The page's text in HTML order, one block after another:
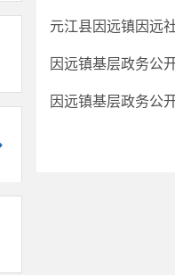
元江县因远镇因远
因远镇基层政务公
因远镇基层政务公